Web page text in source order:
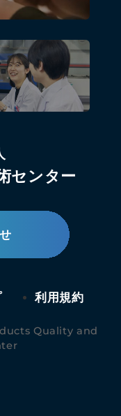
センター
利用規約
Quality and